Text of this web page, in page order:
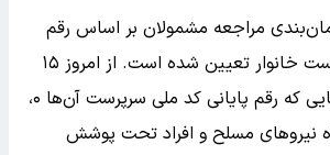
زمان‌بندی مراجعه مشمولان بر اساس رقم
پایانی کد ملی سرپرست خانوار تعیین شده است. از امروز ۱۵
اردیبهشت، خانوارهایی که رقم پایانی کد ملی سرپرست آن‌ها ۰،
نیروهای مسلح و افراد تحت پوشش